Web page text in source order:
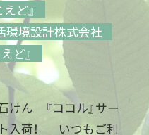
ど』
境設計株式会社
ど』
けん 『ココル』サー
入荷！ いつもご利